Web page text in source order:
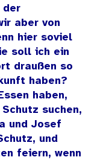
der
aber von
hier soviel
soll ich ein
draußen so
haben?
haben,
suchen,
und Josef
und
feiern, wenn